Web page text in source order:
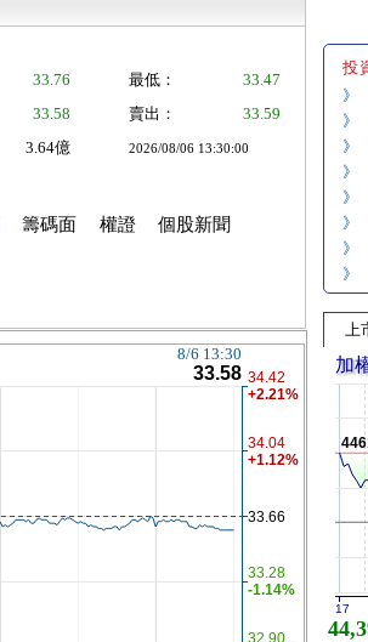
33.76 最低：
33.47
33.58 賣出：
33.59
3.64億 2026/08/06 13:30:00
籌碼面 權證 個股新聞
投
》
》
》
》
》
》
》
》
上
加
17